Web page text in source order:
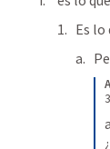
Es lo